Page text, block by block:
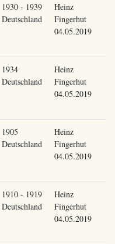
1930 - 1939
Deutschland
Heinz
Fingerhut
04.05.2019
1934
Deutschland
Heinz
Fingerhut
04.05.2019
1905
Deutschland
Heinz
Fingerhut
04.05.2019
1910 - 1919
Deutschland
Heinz
Fingerhut
04.05.2019